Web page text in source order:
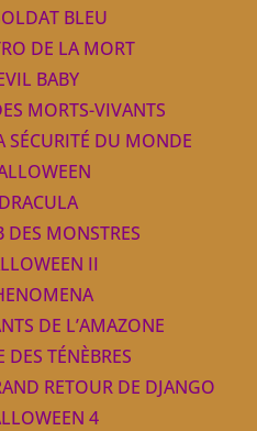
BLEU
DE LA MORT
BABY
MORTS-VIVANTS
SÉCURITÉ DU MONDE
DRACULA
DES MONSTRES
II
DE L’AMAZONE
DES TÉNÈBRES
RETOUR DE DJANGO
4